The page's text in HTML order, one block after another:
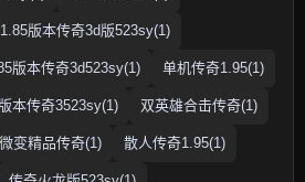
1.85版本传奇3d版523sy(1)
版本传奇3d523sy(1) 单机传奇1.95(1)
本传奇3523sy(1) 双英雄合击传奇(1)
变精品传奇(1) 散人传奇1.95(1)